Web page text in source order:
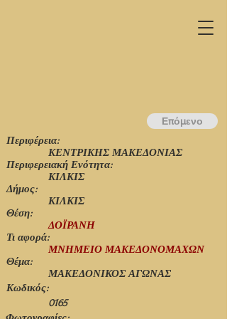
Περιφέρεια:
ΚΙΛΚΙΣ
ΚΕΝΤΡΙΚΗΣ ΜΑΚΕΔΟΝΙΑΣ
Περιφερειακή Ενότητα:
ΚΙΛΚΙΣ
Δήμος:
Θέση:
ΔΟΪΡΑΝΗ
Τι αφορά:
ΜΝΗΜΕΙΟ ΜΑΚΕΔΟΝΟΜΑΧΩΝ
Θέμα:
ΜΑΚΕΔΟΝΙΚΟΣ ΑΓΩΝΑΣ
Κωδικός:
0165
Επόμενο